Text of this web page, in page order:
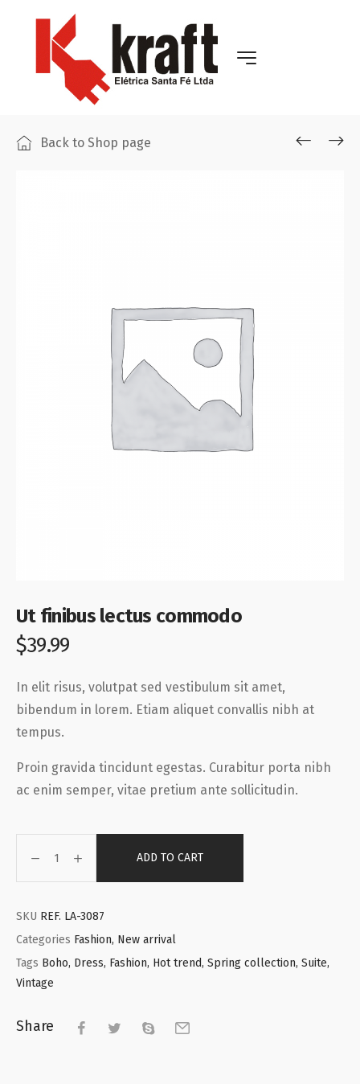
Back to Shop page
Ut finibus lectus commodo
$39.99
In elit risus, volutpat sed vestibulum sit amet,
bibendum in lorem. Etiam aliquet convallis nibh at
tempus.
Proin gravida tincidunt egestas. Curabitur porta nibh
ac enim semper, vitae pretium ante sollicitudin.
ADD TO CART
SKU REF. LA-3087
Categories Fashion, New arrival
Tags Boho, Dress, Fashion, Hot trend, Spring collection, Suite,
Vintage
Share